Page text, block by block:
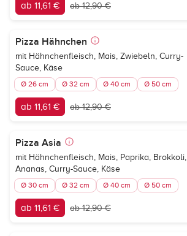
ab 11,61 € ab 12,90 €
Pizza Hähnchen
mit Hähnchenfleisch, Mais, Zwiebeln, Curry-
Sauce, Käse
Ø 26 cm Ø 32 cm Ø 40 cm Ø 50 cm
ab 11,61 € ab 12,90 €
Pizza Asia
mit Hähnchenfleisch, Mais, Paprika, Brokkoli,
Ananas, Curry-Sauce, Käse
Ø 30 cm Ø 32 cm Ø 40 cm Ø 50 cm
ab 11,61 € ab 12,90 €